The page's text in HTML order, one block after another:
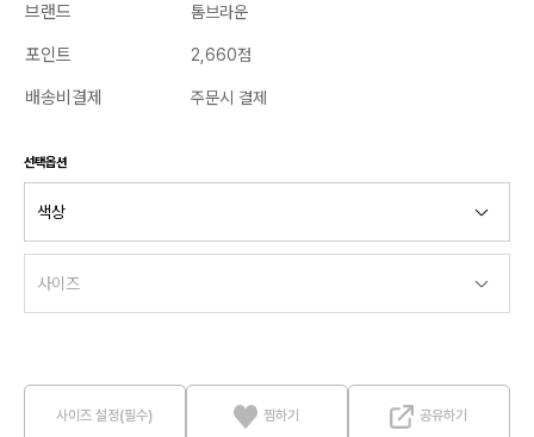
브랜드 톰브라운
포인트 2,660점
배송비결제 주문시 결제
선택옵션
사이즈 설정(필수) 찜하기 공유하기